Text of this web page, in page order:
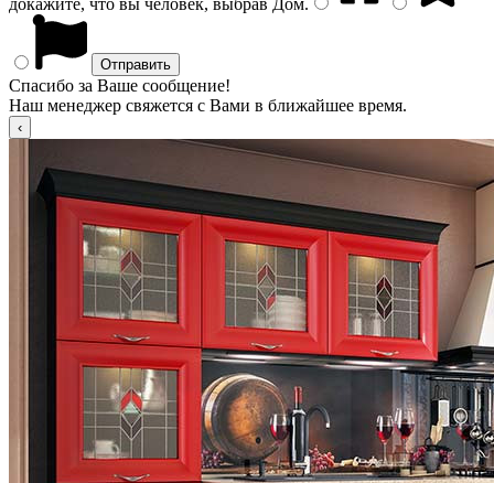
докажите, что вы человек, выбрав Дом.
Спасибо за Ваше сообщение!
Наш менеджер свяжется с Вами в ближайшее время.